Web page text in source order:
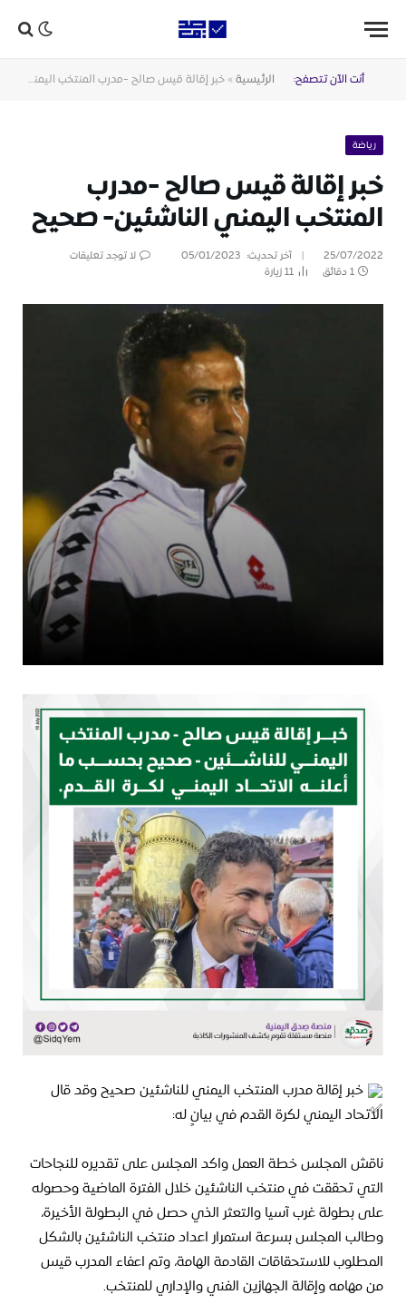
أنت الآن تتصفح: الرئيسية » خبر إقالة قيس صالح -مدرب المنتخب اليمني الناشئين- صحيح
رياضة
خبر إقالة قيس صالح -مدرب
المنتخب اليمني الناشئين- صحيح
25/07/2022 آخر تحديث: 05/01/2023
لا توجد تعليقات
1 دقائق
11زيارة
خبر إقالة مدرب المنتخب اليمني للناشئين صحيح وقد قال
الاتحاد اليمني لكرة القدم في بيانٍ له:
ناقش المجلس خطة العمل واكد المجلس على تقديره للنجاحات
التي تحققت في منتخب الناشئين خلال الفترة الماضية وحصوله
على بطولة غرب آسيا والتعثر الذي حصل في البطولة الأخيرة،
وطالب المجلس بسرعة استمرار اعداد منتخب الناشئين بالشكل
المطلوب للاستحقاقات القادمة الهامة، وتم اعفاء المدرب قيس
من مهامه وإقالة الجهازين الفني والإداري للمنتخب.